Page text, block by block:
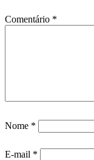
Comentário *
Nome *
E-mail *